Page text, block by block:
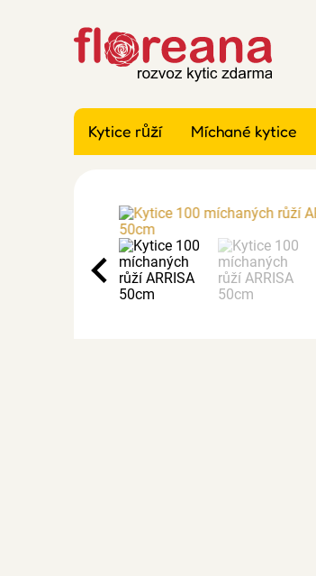
Kytice růží Míchané kytice